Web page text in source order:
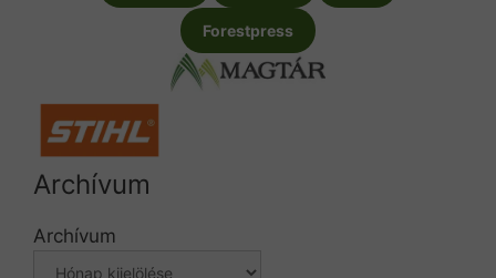
Forestpress
Archívum
Archívum